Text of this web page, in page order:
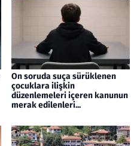
On soruda suça sürüklenen
çocuklara ilişkin
düzenlemeleri içeren kanunun
merak edilenleri...